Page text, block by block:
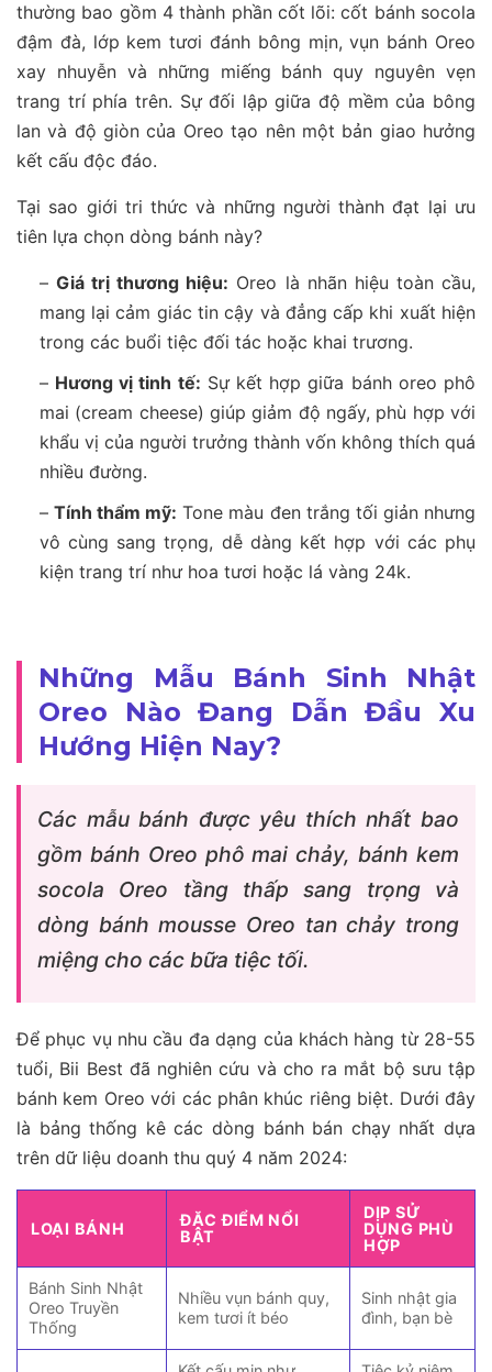
thường bao gồm 4 thành phần cốt lõi: cốt bánh socola
đậm đà, lớp kem tươi đánh bông mịn, vụn bánh Oreo
xay nhuyễn và những miếng bánh quy nguyên vẹn
trang trí phía trên. Sự đối lập giữa độ mềm của bông
lan và độ giòn của Oreo tạo nên một bản giao hưởng
kết cấu độc đáo.
Tại sao giới tri thức và những người thành đạt lại ưu
tiên lựa chọn dòng bánh này?
– Giá trị thương hiệu: Oreo là nhãn hiệu toàn cầu,
mang lại cảm giác tin cậy và đẳng cấp khi xuất hiện
trong các buổi tiệc đối tác hoặc khai trương.
– Hương vị tinh tế: Sự kết hợp giữa bánh oreo phô
mai (cream cheese) giúp giảm độ ngấy, phù hợp với
khẩu vị của người trưởng thành vốn không thích quá
nhiều đường.
– Tính thẩm mỹ: Tone màu đen trắng tối giản nhưng
vô cùng sang trọng, dễ dàng kết hợp với các phụ
kiện trang trí như hoa tươi hoặc lá vàng 24k.
Những Mẫu Bánh Sinh Nhật
Oreo Nào Đang Dẫn Đầu Xu
Hướng Hiện Nay?
Các mẫu bánh được yêu thích nhất bao
gồm bánh Oreo phô mai chảy, bánh kem
socola Oreo tầng thấp sang trọng và
dòng bánh mousse Oreo tan chảy trong
miệng cho các bữa tiệc tối.
Để phục vụ nhu cầu đa dạng của khách hàng từ 28-55
tuổi, Bii Best đã nghiên cứu và cho ra mắt bộ sưu tập
bánh kem Oreo với các phân khúc riêng biệt. Dưới đây
là bảng thống kê các dòng bánh bán chạy nhất dựa
trên dữ liệu doanh thu quý 4 năm 2024:
LOẠI BÁNH
ĐẶC ĐIỂM NỔI
BẬT
DỊP SỬ
DỤNG PHÙ
HỢP
Bánh Sinh Nhật
Oreo Truyền
Thống
Nhiều vụn bánh quy,
kem tươi ít béo
Sinh nhật gia
đình, bạn bè